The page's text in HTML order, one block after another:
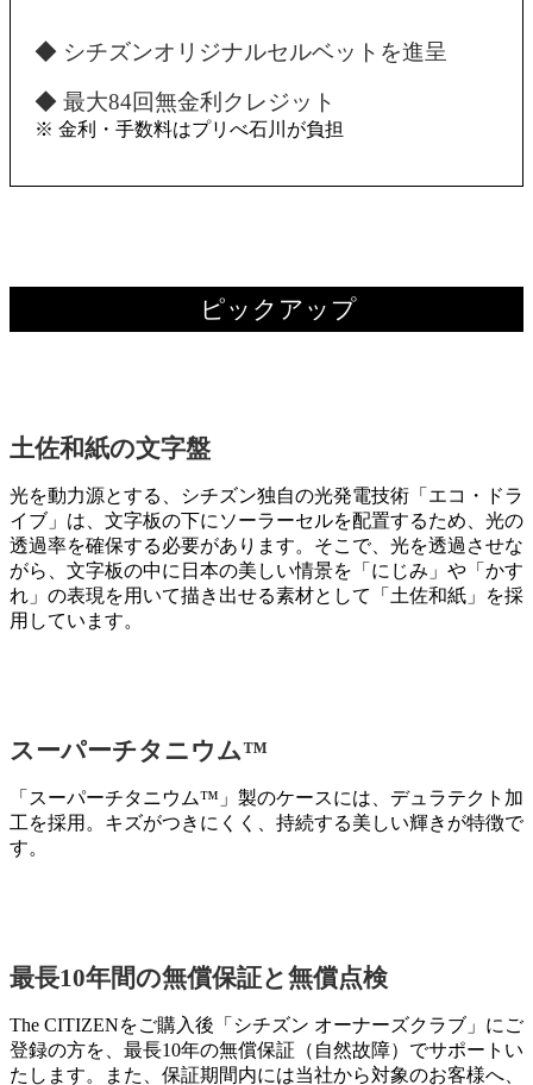
◆ シチズンオリジナルセルベットを進呈
◆ 最大84回無金利クレジット
※ 金利・手数料はプリべ石川が負担
ピックアップ
土佐和紙の文字盤
光を動力源とする、シチズン独自の光発電技術「エコ・ドラ
イブ」は、文字板の下にソーラーセルを配置するため、光の
透過率を確保する必要があります。そこで、光を透過させな
がら、文字板の中に日本の美しい情景を「にじみ」や「かす
れ」の表現を用いて描き出せる素材として「土佐和紙」を採
用しています。
スーパーチタニウム™
「スーパーチタニウム™」製のケースには、デュラテクト加
工を採用。キズがつきにくく、持続する美しい輝きが特徴で
す。
最長10年間の無償保証と無償点検
The CITIZENをご購入後「シチズン オーナーズクラブ」にご
登録の方を、最長10年の無償保証（自然故障）でサポートい
たします。また、保証期間内には当社から対象のお客様へ、